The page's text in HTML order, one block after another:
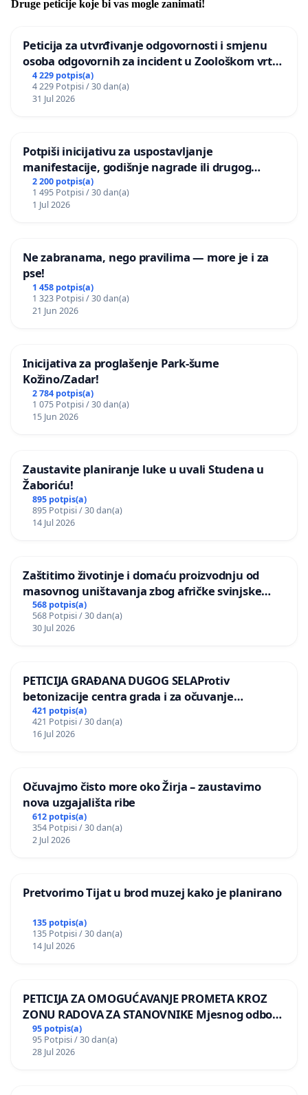
Druge peticije koje bi vas mogle zanimati!
Peticija za utvrđivanje odgovornosti i smjenu
osoba odgovornih za incident u Zoološkom vrtu
Grada Zagreba
4 229 potpis(a)
4 229 Potpisi / 30 dan(a)
31 Jul 2026
Potpiši inicijativu za uspostavljanje
manifestacije, godišnje nagrade ili drugog
javnog događaja „Edin Avdić“ u Sarajevu
2 200 potpis(a)
1 495 Potpisi / 30 dan(a)
1 Jul 2026
Ne zabranama, nego pravilima — more je i za
pse!
1 458 potpis(a)
1 323 Potpisi / 30 dan(a)
21 Jun 2026
Inicijativa za proglašenje Park-šume
Kožino/Zadar!
2 784 potpis(a)
1 075 Potpisi / 30 dan(a)
15 Jun 2026
Zaustavite planiranje luke u uvali Studena u
Žaboriću!
895 potpis(a)
895 Potpisi / 30 dan(a)
14 Jul 2026
Zaštitimo životinje i domaću proizvodnju od
masovnog uništavanja zbog afričke svinjske
kuge
568 potpis(a)
568 Potpisi / 30 dan(a)
30 Jul 2026
PETICIJA GRAĐANA DUGOG SELAProtiv
betonizacije centra grada i za očuvanje
postojećih zelenih površina i odraslih stabala pri
donošenju izmjena urbanističkog plana
421 potpis(a)
421 Potpisi / 30 dan(a)
16 Jul 2026
Očuvajmo čisto more oko Žirja – zaustavimo
nova uzgajališta ribe
612 potpis(a)
354 Potpisi / 30 dan(a)
2 Jul 2026
Pretvorimo Tijat u brod muzej kako je planirano
135 potpis(a)
135 Potpisi / 30 dan(a)
14 Jul 2026
PETICIJA ZA OMOGUĆAVANJE PROMETA KROZ
ZONU RADOVA ZA STANOVNIKE Mjesnog odbora
Kamensko i Lemić Brdo
95 potpis(a)
95 Potpisi / 30 dan(a)
28 Jul 2026